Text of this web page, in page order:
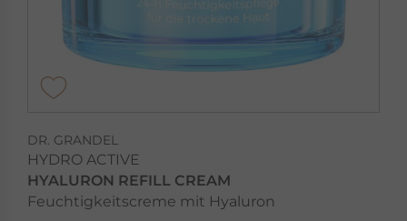
DR. GRANDEL
HYDRO ACTIVE
HYALURON REFILL CREAM
Feuchtigkeitscreme mit Hyaluron